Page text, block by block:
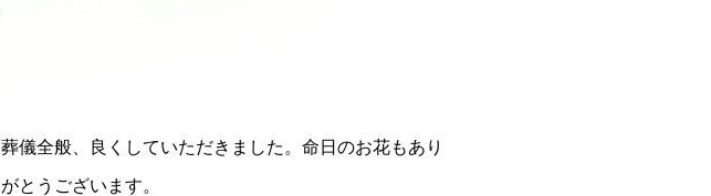
葬儀全般、良くしていただきました。命日のお花もあり
がとうございます。